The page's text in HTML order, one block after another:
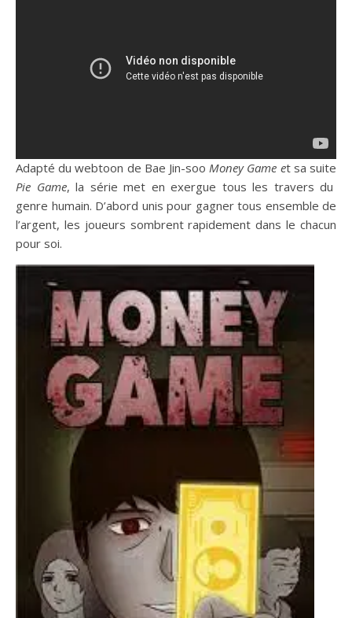
Adapté du webtoon de Bae Jin-sooMoney Game et sa suite
Pie Game, la série met en exergue tous les travers du
genre humain. D’abord unis pour gagner tous ensemble de
l’argent, les joueurs sombrent rapidement dans le chacun
pour soi.